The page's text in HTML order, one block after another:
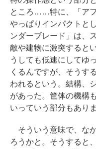
ところ……特に、「ア
やっぱりインパクトと
ンダーブレード」は、
敵や建物に激突すると
うしても低速にして
くるんですが、そうす
われるという。結構、
があった。筐体の機構
いっていう部分もあり
そういう意味で、な
ろうかと。そうすると